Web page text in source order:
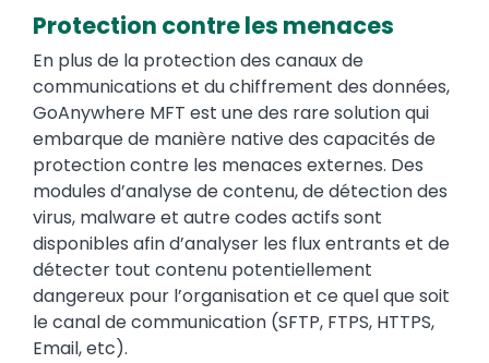
Protection contre les menaces
En plus de la protection des canaux de
communications et du chiffrement des données,
GoAnywhere MFT est une des rare solution qui
embarque de manière native des capacités de
protection contre les menaces externes. Des
modules d’analyse de contenu, de détection des
virus, malware et autre codes actifs sont
disponibles afin d’analyser les flux entrants et de
détecter tout contenu potentiellement
dangereux pour l’organisation et ce quel que soit
le canal de communication (SFTP, FTPS, HTTPS,
Email, etc).